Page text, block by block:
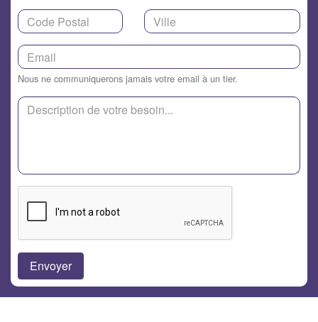
Nous ne communiquerons jamais votre email à un tier.